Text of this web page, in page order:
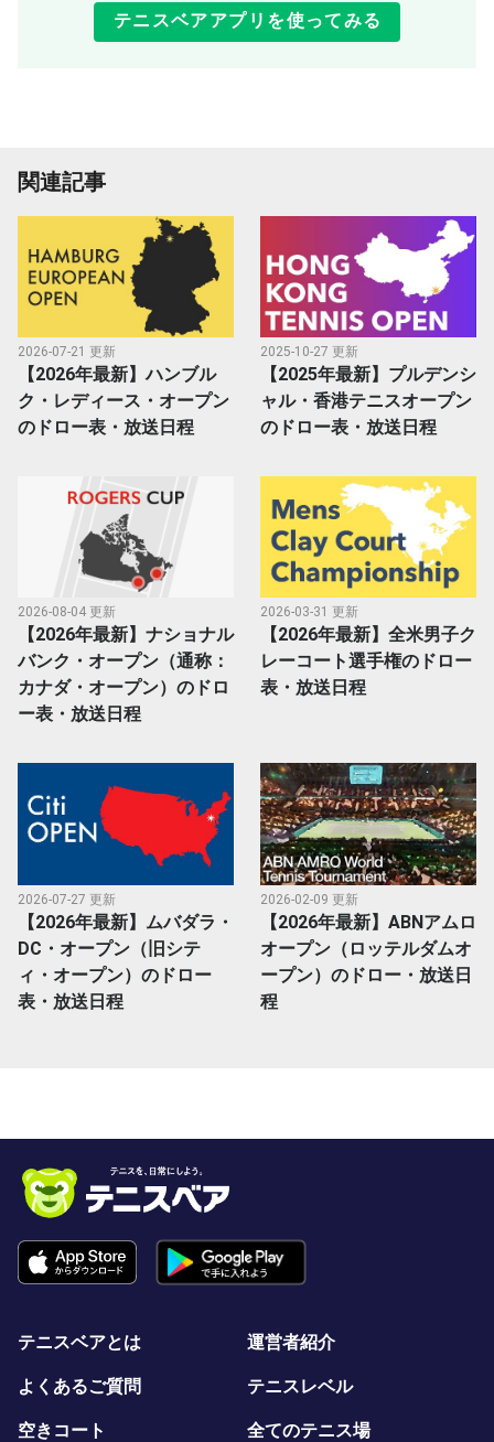
テニスベアアプリを使ってみる
関連記事
2026-07-21 更新
【2026年最新】ハンブル
ク・レディース・オープン
のドロー表・放送日程
2025-10-27 更新
【2025年最新】プルデンシ
ャル・香港テニスオープン
のドロー表・放送日程
2026-08-04 更新
【2026年最新】ナショナル
バンク・オープン（通称：
カナダ・オープン）のドロ
ー表・放送日程
2026-03-31 更新
【2026年最新】全米男子ク
レーコート選手権のドロー
表・放送日程
2026-07-27 更新
【2026年最新】ムバダラ・
DC・オープン（旧シテ
ィ・オープン）のドロー
表・放送日程
2026-02-09 更新
【2026年最新】ABNアムロ
オープン（ロッテルダムオ
ープン）のドロー・放送日
程
テニスベアとは 運営者紹介
よくあるご質問 テニスレベル
空きコート 全てのテニス場